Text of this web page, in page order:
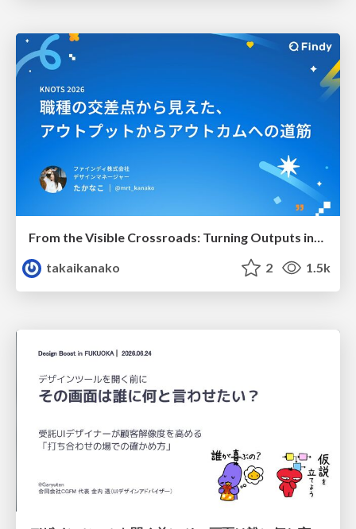
From the Visible Crossroads: Turning Outputs into Outcomes
takaikanako
2 1.5k